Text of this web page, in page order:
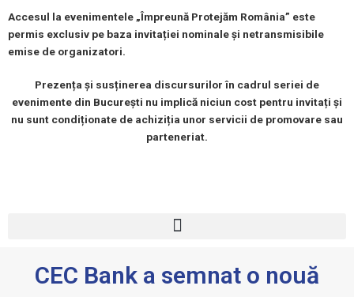
Accesul la evenimentele „Împreună Protejăm România” este
permis exclusiv pe baza invitației nominale și netransmisibile
emise de organizatori.
Prezența și susținerea discursurilor în cadrul seriei de
evenimente din București nu implică niciun cost pentru invitați și
nu sunt condiționate de achiziția unor servicii de promovare sau
parteneriat.
Meniu
CEC Bank a semnat o nouă